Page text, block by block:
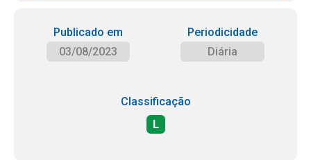
Publicado em
03/08/2023
Periodicidade
Diária
Classificação
L